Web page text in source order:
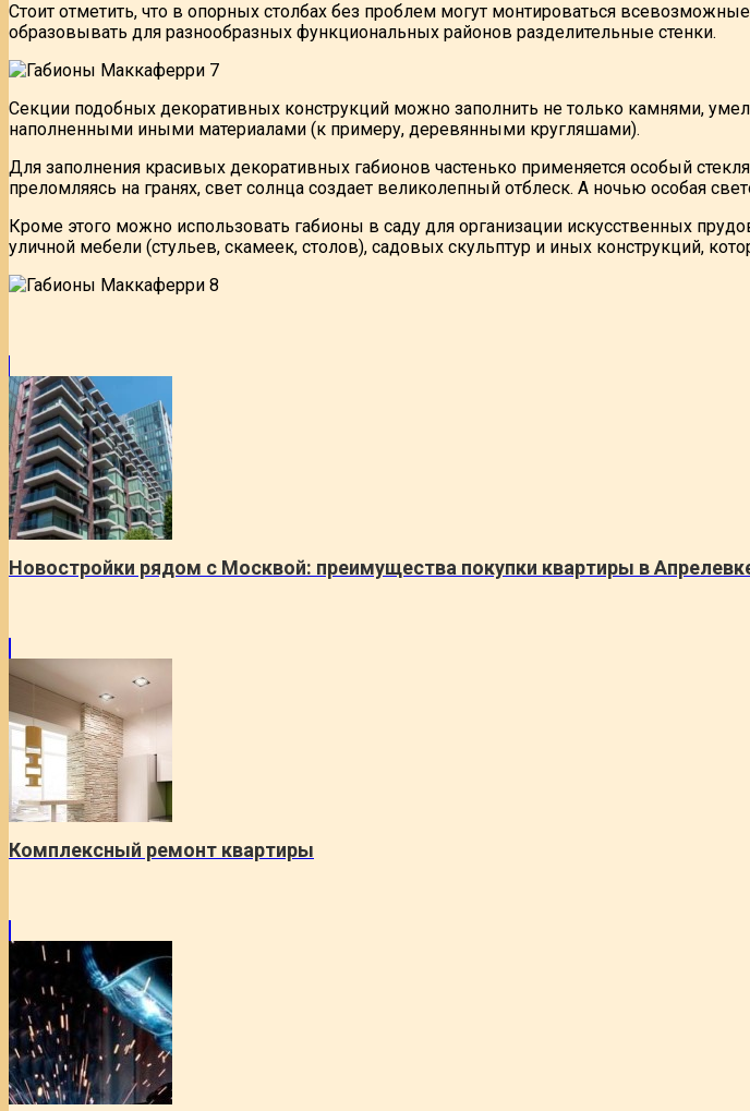
Стоит отметить, что в опорных столбах без проблем могут монтироваться
образовывать для разнообразных функциональных районов разделительные стенки.
Секции подобных декоративных конструкций можно заполнить не только камнями,
наполненными иными материалами (к примеру, деревянными кругляшами).
Для заполнения красивых декоративных габионов частенько применяется особый
преломляясь на гранях, свет солнца создает великолепный отблеск. А ночью особая
Кроме этого можно использовать габионы в саду для организации искусственных
уличной мебели (стульев, скамеек, столов), садовых скульптур и иных конструкций,
Новостройки рядом с Москвой: преимущества покупки квартиры в
Комплексный ремонт квартиры